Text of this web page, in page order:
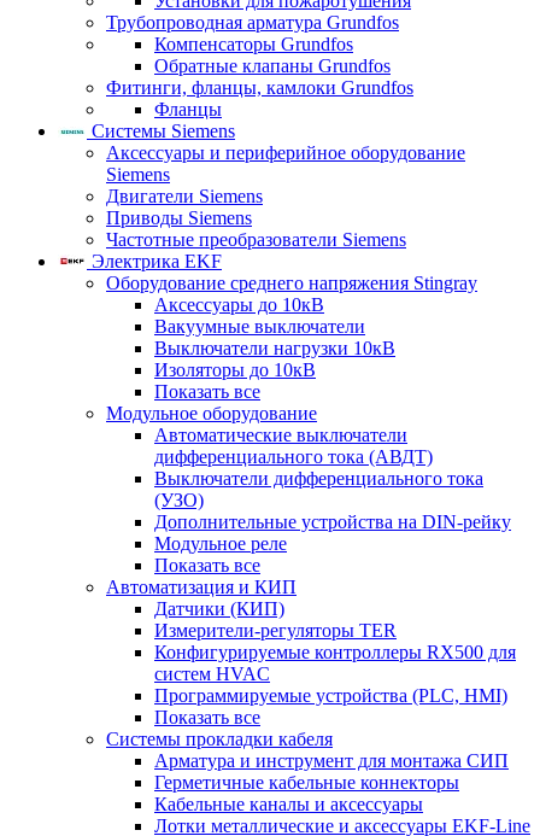
Трубопроводная арматура Grundfos
Компенсаторы Grundfos
Обратные клапаны Grundfos
Фитинги, фланцы, камлоки Grundfos
Фланцы
Системы Siemens
Аксессуары и периферийное оборудование
Siemens
Двигатели Siemens
Приводы Siemens
Частотные преобразователи Siemens
Электрика EKF
Оборудование среднего напряжения Stingray
Аксессуары до 10кВ
Вакуумные выключатели
Выключатели нагрузки 10кВ
Изоляторы до 10кВ
Показать все
Модульное оборудование
Автоматические выключатели
дифференциального тока (АВДТ)
Выключатели дифференциального тока
(УЗО)
Дополнительные устройства на DIN-рейку
Модульное реле
Показать все
Автоматизация и КИП
Датчики (КИП)
Измерители-регуляторы TER
Конфигурируемые контроллеры RX500 для
систем HVAC
Программируемые устройства (PLC, HMI)
Показать все
Системы прокладки кабеля
Арматура и инструмент для монтажа СИП
Герметичные кабельные коннекторы
Кабельные каналы и аксессуары
Лотки металлические и аксессуары EKF-Line